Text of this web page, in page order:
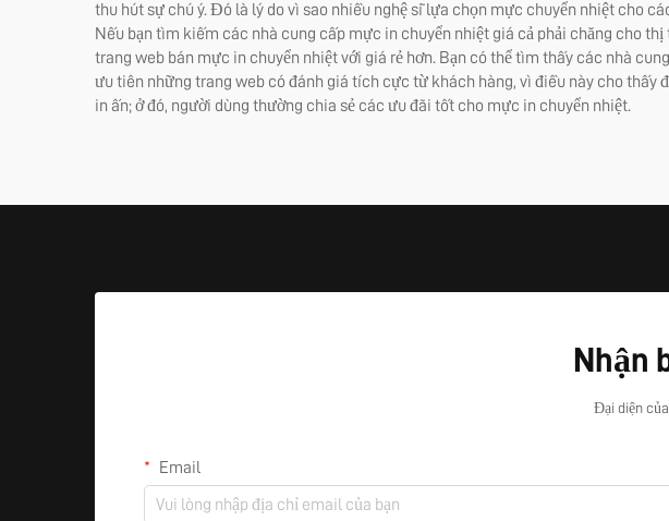
thu hút sự chú ý. Đó là lý do vì sao nhiều nghệ sĩ lựa chọn mực chuyển nhiệt cho
Nếu bạn tìm kiếm các nhà cung cấp mực in chuyển nhiệt giá cả phải chăng cho
trang web bán mực in chuyển nhiệt với giá rẻ hơn. Bạn có thể tìm thấy các nhà
ưu tiên những trang web có đánh giá tích cực từ khách hàng, vì điều này cho thấy
in ấn; ở đó, người dùng thường chia sẻ các ưu đãi tốt cho mực in chuyển nhiệt.
Nhận
Đại diện
Email